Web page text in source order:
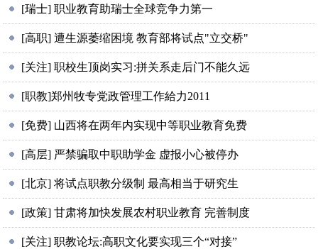
[瑞士] 职业教育助瑞士全球竞争力第一
[高职] 遭生源萎缩困境 教育部将试点"立交桥"
[关注] 职校生顶岗实习:拼关系走后门不能久远
[职教]郑州牧专党政管理工作給力2011
[免费] 山西将在两年内实现中等职业教育免费
[高层] 严禁骗取中职助学金 虚报小心被停办
[北京] 将试点职教分级制 最高相当于研究生
[政策] 甘肃将加快发展农村职业教育 完善制度
[关注] 职教论坛:高职文化要实现三个“对接”